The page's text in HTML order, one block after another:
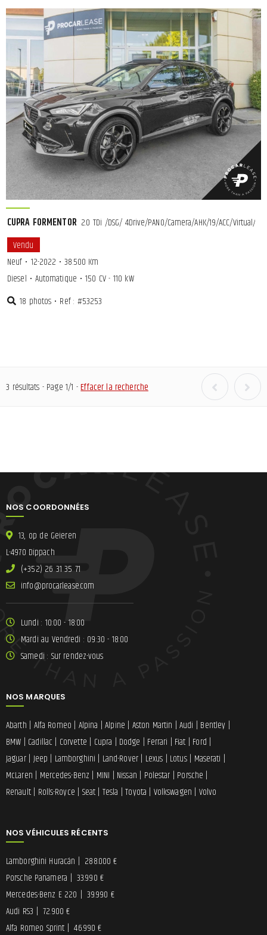
CUPRA FORMENTOR 2.0 TDi /DSG/ 4Drive/PANO/Camera/AHK/19/ACC/Virtual/
Vendu
Neuf • 12-2022 • 38.500 Km
Diesel • Automatique • 150 CV - 110 kW
18 photos • Ref : #53253
3 résultats - Page 1/1 -Effacer la recherche
NOS COORDONNÉES
13, op de Geieren
L-4970 Dippach
(+352) 26 31 35 71
moc.esae
lracorp@of
ni
Lundi : 10:00 - 18:00
Mardi au Vendredi : 09:30 - 18:00
Samedi : Sur rendez-vous
NOS MARQUES
Abarth | Alfa Romeo | Alpina |Alpine | Aston Martin |Audi | Bentley |
BMW | Cadillac | Corvette | Cupra | Dodge | Ferrari | Fiat | Ford |
Jaguar| Jeep | Lamborghini | Land-Rover| Lexus | Lotus| Maserati |
McLaren | Mercedes-Benz | MINI | Nissan | Polestar | Porsche |
Renault| Rolls-Royce | Seat | Tesla |Toyota | Volkswagen | Volvo
NOS VÉHICULES RÉCENTS
Lamborghini Huracán | 288.000 €
Porsche Panamera | 33.990 €
Mercedes-Benz E 220 | 39.990 €
Audi RS3 | 72.900 €
Alfa Romeo Sprint | 46.990 €